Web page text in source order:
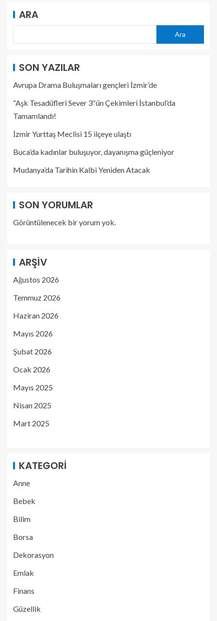
ARA
Ara
SON YAZILAR
Avrupa Drama Buluşmaları gençleri İzmir’de
“Aşk Tesadüfleri Sever 3″ün Çekimleri İstanbul’da
Tamamlandı!
İzmir Yurttaş Meclisi 15 ilçeye ulaştı
Buca’da kadınlar buluşuyor, dayanışma güçleniyor
Mudanya’da Tarihin Kalbi Yeniden Atacak
SON YORUMLAR
Görüntülenecek bir yorum yok.
ARŞIV
Ağustos 2026
Temmuz 2026
Haziran 2026
Mayıs 2026
Şubat 2026
Ocak 2026
Mayıs 2025
Nisan 2025
Mart 2025
KATEGORI
Anne
Bebek
Bilim
Borsa
Dekorasyon
Emlak
Finans
Güzellik